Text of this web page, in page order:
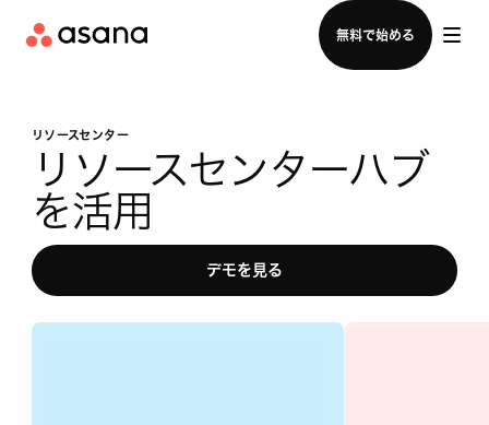
無料で始める
セールスチームに問い合わせる
リソースセンター
リソースセンターハブ
を活用
デモを見る